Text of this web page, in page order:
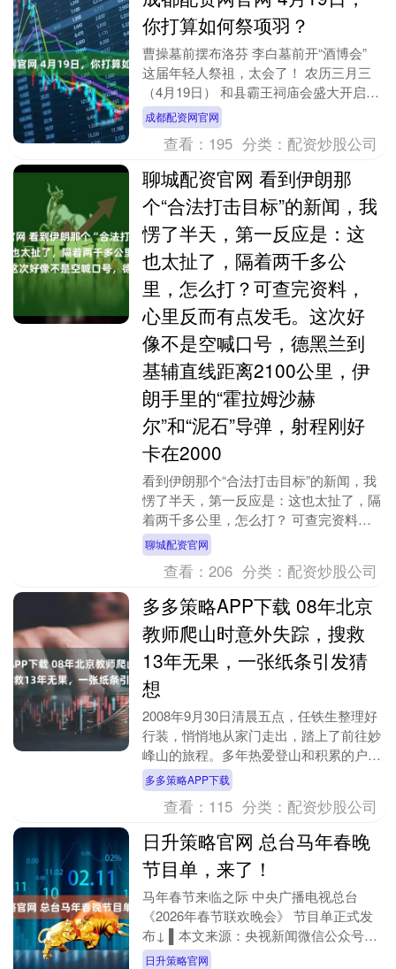
你打算如何祭项羽？
曹操墓前摆布洛芬 李白墓前开“酒博会”
这届年轻人祭祖，太会了！ 农历三月三
（4月19日） 和县霸王祠庙会盛大开启
你打算如何祭项羽？ 霸王项羽庙会，是
安徽和县....
成都配资网官网
查看： 195 分类： 配资炒股公司
聊城配资官网 看到伊朗那
个“合法打击目标”的新闻，我
愣了半天，第一反应是：这
也太扯了，隔着两千多公
里，怎么打？可查完资料，
心里反而有点发毛。这次好
像不是空喊口号，德黑兰到
基辅直线距离2100公里，伊
朗手里的“霍拉姆沙赫
尔”和“泥石”导弹，射程刚好
卡在2000
看到伊朗那个“合法打击目标”的新闻，我
愣了半天，第一反应是：这也太扯了，隔
着两千多公里，怎么打？ 可查完资料，
心里反而有点发毛。这次好像不是空喊口
号，德黑兰到基....
聊城配资官网
查看：206 分类： 配资炒股公司
多多策略APP下载 08年北京
教师爬山时意外失踪，搜救
13年无果，一张纸条引发猜
想
2008年9月30日清晨五点，任铁生整理好
行装，悄悄地从家门走出，踏上了前往妙
峰山的旅程。多年热爱登山和积累的户外
经验让他的亲朋好友认为，这不过是一次
普通的登山....
多多策略APP下载
查看： 115 分类： 配资炒股公司
日升策略官网 总台马年春晚
节目单，来了！
马年春节来临之际 中央广播电视总台
《2026年春节联欢晚会》 节目单正式发
布↓ ▌本文来源：央视新闻微信公众号
（ID：cctvnewscenter） ©央视新....
日升策略官网